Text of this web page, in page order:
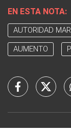
EN ESTA NOTA:
AUTORIDAD
AUMENTO